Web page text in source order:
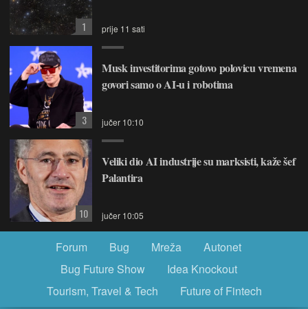
prije 11 sati
1
Musk investitorima gotovo polovicu vremena
govori samo o AI-u i robotima
jučer 10:10
3
Veliki dio AI industrije su marksisti, kaže šef
Palantira
jučer 10:05
10
Forum Bug Mreža
Autonet
Bug Future Show
Idea Knockout
Tourism, Travel & Tech
Future of Fintech